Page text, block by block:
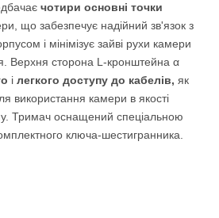
чотири основні точки
що забезпечує надійний зв'язок з
і мінімізує зайві рухи камери
Верхня сторона L-кронштейна α
і легкого доступу до кабелів, як
використання камери в якості
Тримач оснащений спеціальною
ключа-шестигранника.